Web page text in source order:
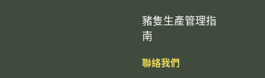
豬隻生產管理指
南
聯絡我們